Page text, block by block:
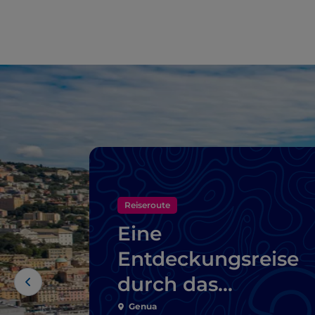
Reiseroute
Eine
Entdeckungsreise
durch das
pulsierende Herz
Genua